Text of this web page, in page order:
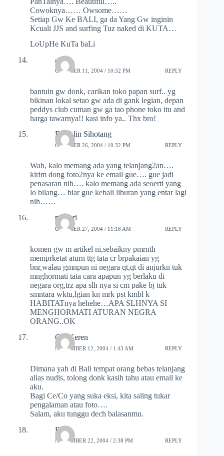
Cowoknya…… Owsome……
Setiap Gw Ke BALI, ga da Yang Gw inginin
Kcuali JJS and surfing Tuz naked di KUTA…
LoUpHe KuTa baLi
ale
OCTOBER 11, 2004 / 10:32 PM REPLY
bantuin gw donk, carikan toko papan surf.. yg
bikinan lokal setao gw ada di gank legian, depan
peddys club cuman gw ga tao phone toko itu and
harga tawarnya!! kasi info ya.. Thx bro!
Franklin Sihotang
OCTOBER 26, 2004 / 10:32 PM REPLY
Wah, kalo memang ada yang telanjang2an….
kirim dong foto2nya ke email gue…. gue jadi
penasaran nih…. kalo memang ada seoerti yang
lo bilang… biar gue kebali liburan yang entar lagi
nih……
poet_ri
OCTOBER 27, 2004 / 11:18 AM REPLY
komen gw m artikel ni,sebaikny pmrnth
memprketat aturn ttg tata cr brpakaian yg
bnr,walau gmnpun ni negara qt,qt di anjurkn tuk
mnghormati tata cara apapun yg berlaku di
negara org,trz apa slh nya si cm pake bj tuk
smntara wktu,lgian kn mrk pst kmbl k
HABITATnya hehehe…APA SLHNYA SI
MENGHORMATI ATURAN NEGRA
ORANG..OK
Co_Keren
NOVEMBER 12, 2004 / 1:43 AM REPLY
Dimana yah di Bali tempat orang bebas telanjang
alias nudis, tolong donk kasih tahu atau email ke
aku.
Bagi Ce/Co yang suka eksi, kita saling tukar
pengalaman atau foto….
Salam, aku tunggu dech balasanmu.
Ryan
NOVEMBER 22, 2004 / 2:38 PM REPLY